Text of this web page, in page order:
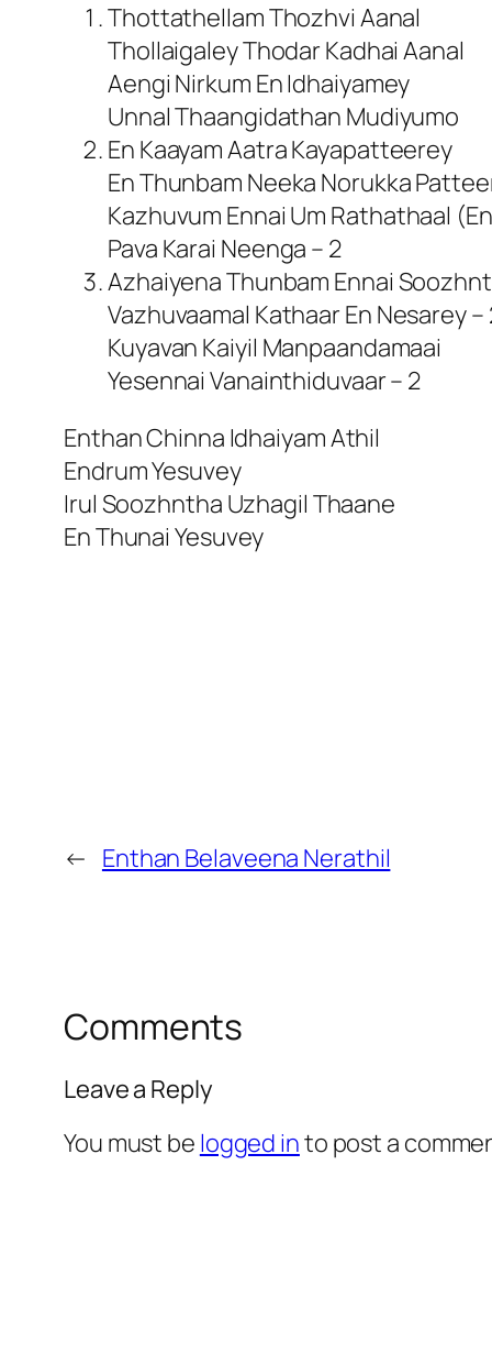
Thottathellam Thozhvi Aanal
Thollaigaley Thodar Kadhai Aanal
Aengi Nirkum En Idhaiyamey
Unnal Thaangidathan Mudiyumo
En Kaayam Aatra Kayapatteerey
En Thunbam Neeka Norukka
Kazhuvum Ennai Um Rathathaal
Pava Karai Neenga – 2
Azhaiyena Thunbam Ennai
Vazhuvaamal Kathaar En Nesarey –
Kuyavan Kaiyil Manpaandamaai
Yesennai Vanainthiduvaar – 2
Enthan Chinna Idhaiyam Athil
Endrum Yesuvey
Irul Soozhntha Uzhagil Thaane
En Thunai Yesuvey
← Enthan Belaveena Nerathil
Comments
Leave a Reply
You must be logged into post a